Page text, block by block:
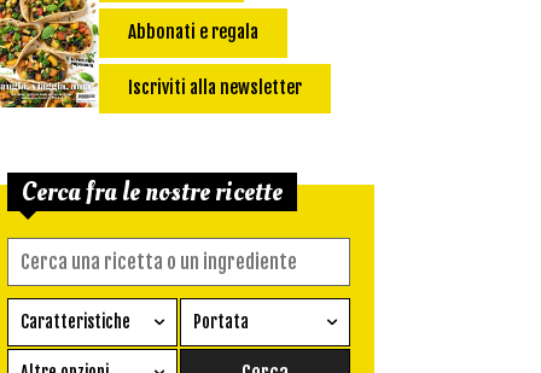
Abbonati e regala
Iscriviti alla newsletter
Cerca fra le nostre ricette
Caratteristiche
Ricetta vegetariana
Portata
Antipasto